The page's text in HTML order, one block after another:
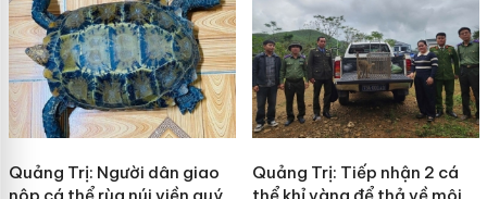
Quảng Trị: Người dân giao
nộp cá thể rùa núi viền quý
Quảng Trị: Tiếp nhận 2 cá
thể khỉ vàng để thả về môi